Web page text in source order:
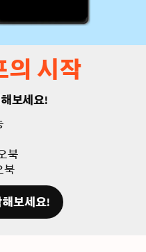
의 시작
보세요!
북
북
보세요!